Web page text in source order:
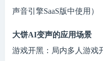
声音引擎SaaS版中使用）
大饼AI变声的应用场景
游戏开黑：局内多人游戏